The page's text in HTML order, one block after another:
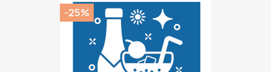
-25%